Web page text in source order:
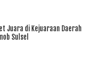
Juara di Kejuaraan Daerah
Sulsel